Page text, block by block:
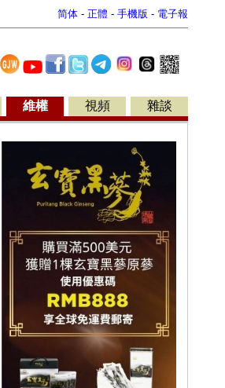
简体 - 正體 - 手機版 - 電子報
維權 視頻 雜談